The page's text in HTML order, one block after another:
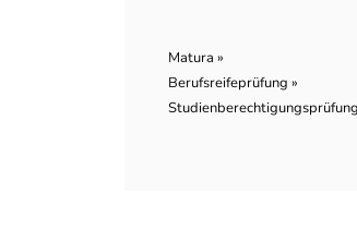
Matura »
Berufsreifeprüfung »